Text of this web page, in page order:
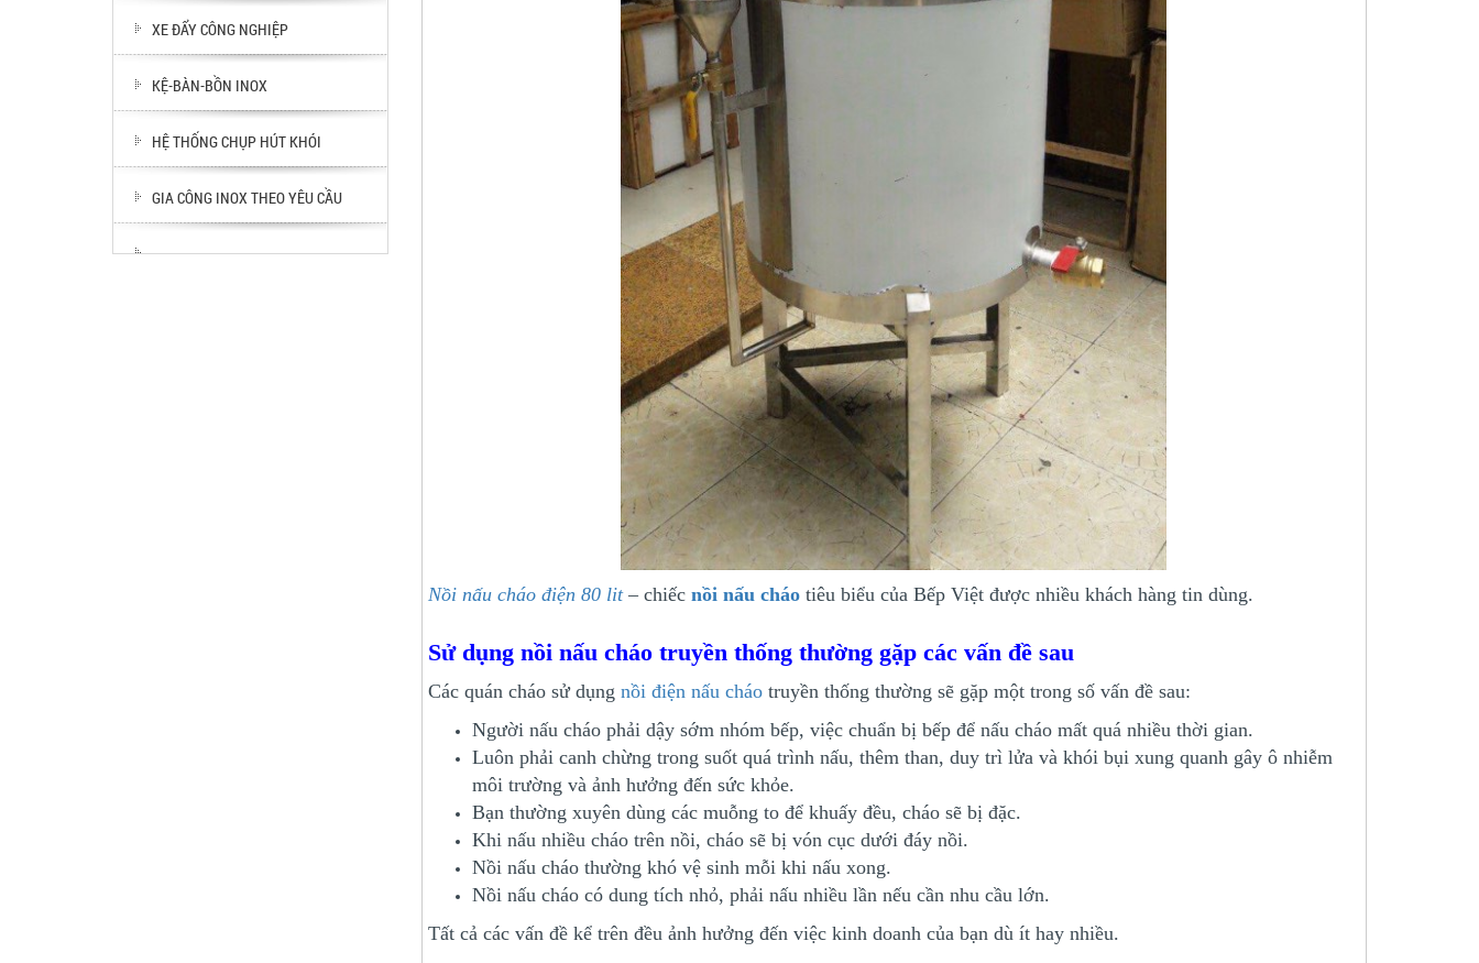
XE ĐẨY CÔNG NGHIỆP
KỆ-BÀN-BỒN INOX
HỆ THỐNG CHỤP HÚT KHÓI
GIA CÔNG INOX THEO YÊU CẦU
Nồi nấu cháo điện 80 lit– chiếc nồi nấu cháotiêu biểu của Bếp Việt được nhiều khách hàng tin dùng.
Sử dụng nồi nấu cháo truyền thống thường gặp các vấn đề sau
Các quán cháo sử dụng nồi điện nấu cháotruyền thống thường sẽ gặp một trong số vấn đề sau:
Người nấu cháo phải dậy sớm nhóm bếp, việc chuẩn bị bếp để nấu cháo mất quá nhiều thời gian.
Luôn phải canh chừng trong suốt quá trình nấu, thêm than, duy trì lửa và khói bụi xung quanh gây ô nhiễm
môi trường và ảnh hưởng đến sức khỏe.
Bạn thường xuyên dùng các muỗng to để khuấy đều, cháo sẽ bị đặc.
Khi nấu nhiều cháo trên nồi, cháo sẽ bị vón cục dưới đáy nồi.
Nồi nấu cháo thường khó vệ sinh mỗi khi nấu xong.
Nồi nấu cháo có dung tích nhỏ, phải nấu nhiều lần nếu cần nhu cầu lớn.
Tất cả các vấn đề kể trên đều ảnh hưởng đến việc kinh doanh của bạn dù ít hay nhiều.